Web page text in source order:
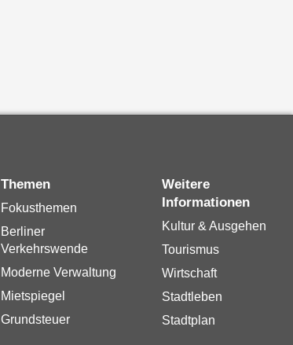
Themen
Fokusthemen
Berliner
Verkehrswende
Moderne Verwaltung
Mietspiegel
Grundsteuer
Weitere
Informationen
Kultur & Ausgehen
Tourismus
Wirtschaft
Stadtleben
Stadtplan